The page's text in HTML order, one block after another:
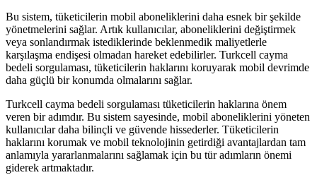
Bu sistem, tüketicilerin mobil aboneliklerini daha esnek bir şekilde
yönetmelerini sağlar. Artık kullanıcılar, aboneliklerini değiştirmek
veya sonlandırmak istediklerinde beklenmedik maliyetlerle
karşılaşma endişesi olmadan hareket edebilirler. Turkcell cayma
bedeli sorgulaması, tüketicilerin haklarını koruyarak mobil devrimde
daha güçlü bir konumda olmalarını sağlar.
Turkcell cayma bedeli sorgulaması tüketicilerin haklarına önem
veren bir adımdır. Bu sistem sayesinde, mobil aboneliklerini yöneten
kullanıcılar daha bilinçli ve güvende hissederler. Tüketicilerin
haklarını korumak ve mobil teknolojinin getirdiği avantajlardan tam
anlamıyla yararlanmalarını sağlamak için bu tür adımların önemi
giderek artmaktadır.